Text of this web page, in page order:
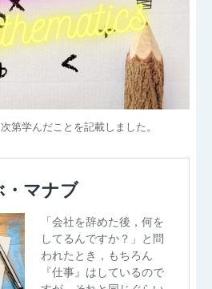
第学んだことを記載しました。